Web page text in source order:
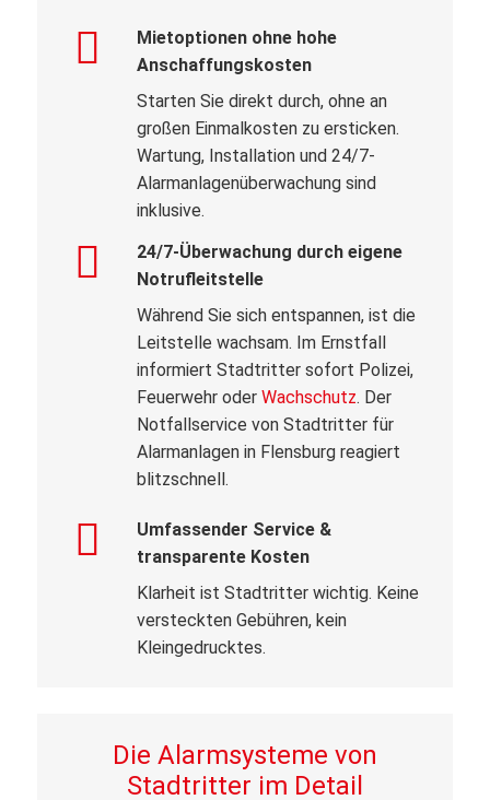
Mietoptionen ohne hohe
Anschaffungskosten
Starten Sie direkt durch, ohne an
großen Einmalkosten zu ersticken.
Wartung, Installation und 24/7-
Alarmanlagenüberwachung sind
inklusive.
24/7-Überwachung durch eigene
Notrufleitstelle
Während Sie sich entspannen, ist die
Leitstelle wachsam. Im Ernstfall
informiert Stadtritter sofort Polizei,
Feuerwehr oder Wachschutz. Der
Notfallservice von Stadtritter für
Alarmanlagen in Flensburg reagiert
blitzschnell.
Umfassender Service &
transparente Kosten
Klarheit ist Stadtritter wichtig. Keine
versteckten Gebühren, kein
Kleingedrucktes.
Die Alarmsysteme von
Stadtritter im Detail